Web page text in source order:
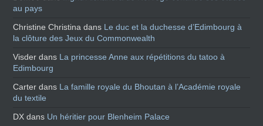
au pays
Christine Christina dans Le duc et la duchesse d’Edimbourg à
la clôture des Jeux du Commonwealth
Visder dans La princesse Anne aux répétitions du tatoo à
Edimbourg
Carter dans La famille royale du Bhoutan à l’Académie royale
du textile
DX dans Un héritier pour Blenheim Palace